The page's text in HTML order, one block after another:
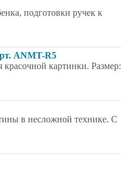
подготовки ручек к
ANMT-R5
красочной картинки. Размер:
в несложной технике. С